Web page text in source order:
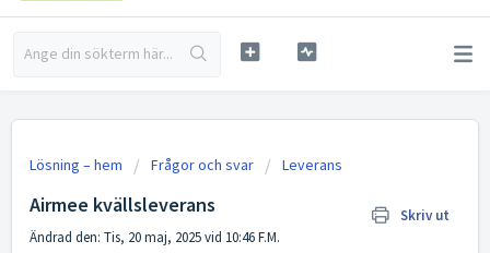
Lösning – hem Frågor och svar Leverans
Airmee kvällsleverans
Skriv ut
Ändrad den: Tis, 20 maj, 2025 vid 10:46 F.M.